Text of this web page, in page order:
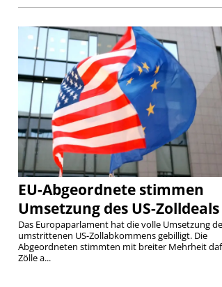
EU-Abgeordnete stimmen
Umsetzung des US-Zolldeals
Das Europaparlament hat die volle Umsetzung
umstrittenen US-Zollabkommens gebilligt. Die
Abgeordneten stimmten mit breiter Mehrheit
Zölle a...